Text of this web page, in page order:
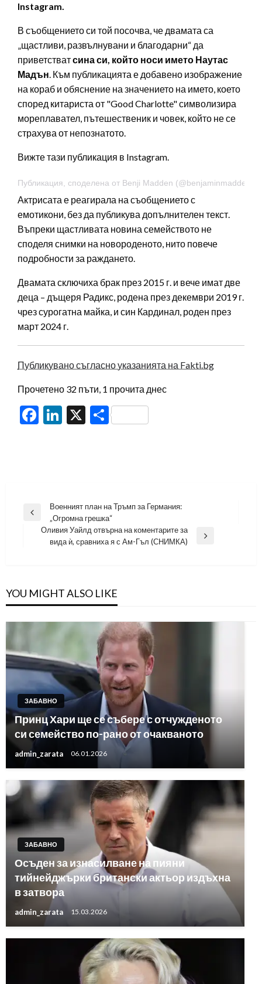
Instagram.
В съобщението си той посочва, че двамата са
„щастливи, развълнувани и благодарни“ да
приветстватсина си, който носи името Наутас
Мадън. Към публикацията е добавено изображение
на кораб и обяснение на значението на името, което
според китариста от "Good Charlotte" символизира
мореплавател, пътешественик и човек, който не се
страхува от непознатото.
Вижте тази публикация в Instagram.
Публикация, споделена от Benji Madden (@benjaminmadden)
Актрисата е реагирала на съобщението с
емотикони, без да публикува допълнителен текст.
Въпреки щастливата новина семейството не
споделя снимки на новороденото, нито повече
подробности за раждането.
Двамата сключиха брак през 2015 г. и вече имат две
деца – дъщеря Радикс, родена през декември 2019 г.
чрез сурогатна майка, и син Кардинал, роден през
март 2024 г.
Публикувано съгласно указанията на Fakti.bg
Прочетено 32 пъти, 1 прочита днес
Facebook
LinkedIn
X Share
Навигация
Previous
Военният план на Тръмп за Германия:
„Огромна грешка“
Next
Оливия Уайлд отвърна на коментарите за
вида ѝ, сравниха я с Ам-Гъл (СНИМКА)
YOU MIGHT ALSO LIKE
ЗАБАВНО
Принц Хари ще се събере с отчужденото
си семейство по-рано от очакваното
admin_zarata 06.01.2026
ЗАБАВНО
Осъден за изнасилване на пияни
тийнейджърки британски актьор издъхна
в затвора
admin_zarata 15.03.2026